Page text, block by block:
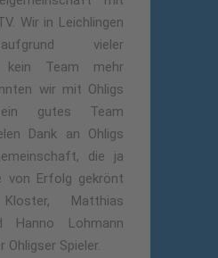
Wir in Leichlingen
vieler
kein Team mehr
wir mit Ohligs
ein gutes Team
Dank an Ohligs
die ja
von Erfolg gekrönt
Matthias
Hanno Lohmann
Ohligser Spieler.